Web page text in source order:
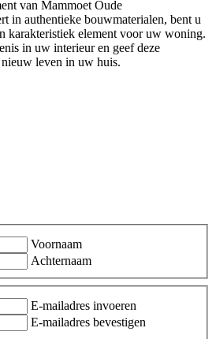
van Mammoet Oude
in authentieke bouwmaterialen, bent u
karakteristiek element voor uw woning.
in uw interieur en geef deze
nieuw leven in uw huis.
Voornaam
Achternaam
E-mailadres invoeren
E-mailadres bevestigen